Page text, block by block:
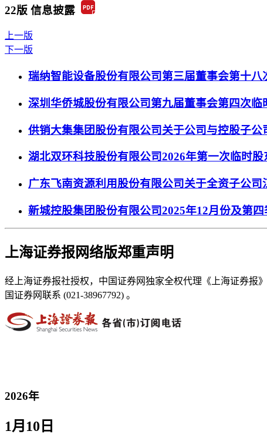
22版 信息披露
上一版
下一版
瑞纳智能设备股份有限公司第三届董事会第十八
深圳华侨城股份有限公司第九届董事会第四次临
供销大集集团股份有限公司关于公司与控股子公
湖北双环科技股份有限公司2026年第一次临时
广东飞南资源利用股份有限公司关于全资子公
新城控股集团股份有限公司2025年12月份及第
上海证券报网络版郑重声明
经上海证券报社授权，中国证券网独家全权代理《上海证券报
国证券网联系 (021-38967792) 。
2026年
1月10日